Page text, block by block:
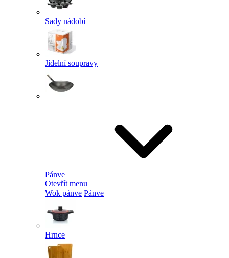
Sady nádobí
Jídelní soupravy
Pánve
Otevřít menu
Wok pánve Pánve
Hrnce